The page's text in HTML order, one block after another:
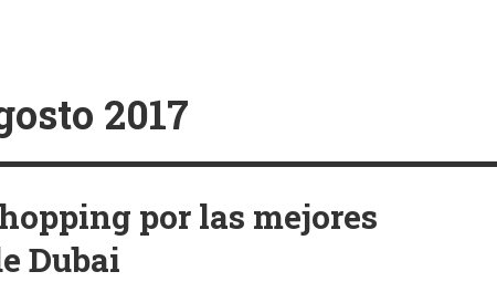
2017
por las mejores
Dubai